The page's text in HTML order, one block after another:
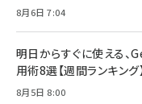
8月6日 7:04
明日からすぐに使える
用術8選【週間ランキング
8月5日 8:00